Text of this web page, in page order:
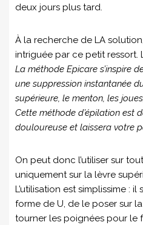
deux jours plus tard.
À la recherche de LA
intriguée par ce petit ressort.
La méthode Epicare s’inspire
une suppression instantanée
supérieure, le menton, les
Cette méthode d’épilation est
douloureuse et laissera votre
On peut donc l’utiliser sur
uniquement sur la lèvre
L’utilisation est simplissime :
forme de U, de le poser sur
tourner les poignées pour le